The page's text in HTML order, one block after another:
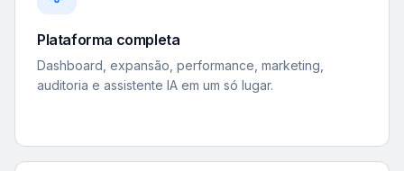
Plataforma completa
Dashboard, expansão, performance, marketing,
auditoria e assistente IA em um só lugar.